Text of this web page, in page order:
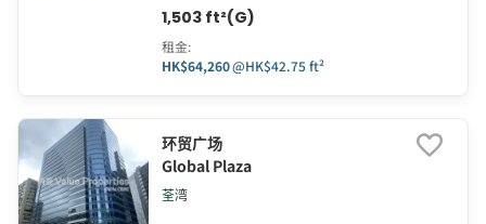
1,503 ft²(G)
租金:
HK$64,260@HK$42.75 ft²
环贸广场
Global Plaza
荃湾